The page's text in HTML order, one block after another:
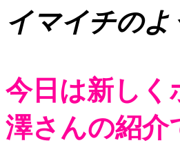
イマイチのよ
今日は新しく
澤さんの紹介